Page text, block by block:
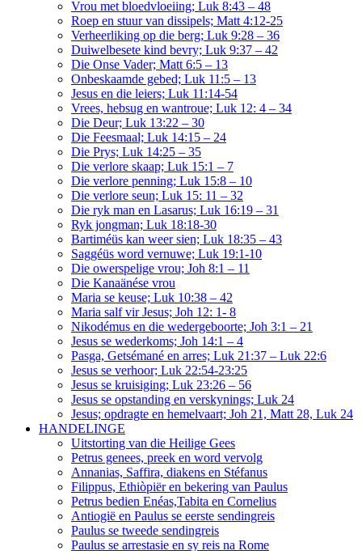
Vrou met bloedvloeiing; Luk 8:43 – 48
Roep en stuur van dissipels; Matt 4:12-25
Verheerliking op die berg; Luk 9:28 – 36
Duiwelbesete kind bevry; Luk 9:37 – 42
Die Onse Vader; Matt 6:5 – 13
Onbeskaamde gebed; Luk 11:5 – 13
Jesus en die leiers; Luk 11:14-54
Vrees, hebsug en wantroue; Luk 12: 4 – 34
Die Deur; Luk 13:22 – 30
Die Feesmaal; Luk 14:15 – 24
Die Prys; Luk 14:25 – 35
Die verlore skaap; Luk 15:1 – 7
Die verlore penning; Luk 15:8 – 10
Die verlore seun; Luk 15: 11 – 32
Die ryk man en Lasarus; Luk 16:19 – 31
Ryk jongman; Luk 18:18-30
Bartiméüs kan weer sien; Luk 18:35 – 43
Saggéüs word vernuwe; Luk 19:1-10
Die owerspelige vrou; Joh 8:1 – 11
Die Kanaänése vrou
Maria se keuse; Luk 10:38 – 42
Maria salf vir Jesus; Joh 12: 1- 8
Nikodémus en die wedergeboorte; Joh 3:1 – 21
Jesus se wederkoms; Joh 14:1 – 4
Pasga, Getsémané en arres; Luk 21:37 – Luk 22:6
Jesus se verhoor; Luk 22:54-23:25
Jesus se kruisiging; Luk 23:26 – 56
Jesus se opstanding en verskynings; Luk 24
Jesus; opdragte en hemelvaart; Joh 21, Matt 28, Luk 24
HANDELINGE
Uitstorting van die Heilige Gees
Petrus genees, preek en word vervolg
Annanias, Saffira, diakens en Stéfanus
Filippus, Ethiòpiër en bekering van Paulus
Petrus bedien Enéas,Tabita en Cornelius
Antiogië en Paulus se eerste sendingreis
Paulus se tweede sendingreis
Paulus se arrestasie en sy reis na Rome